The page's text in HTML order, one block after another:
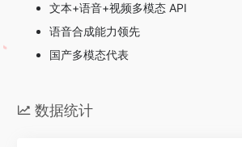
文本+语音+视频多模态 API
语音合成能力领先
国产多模态代表
数据统计